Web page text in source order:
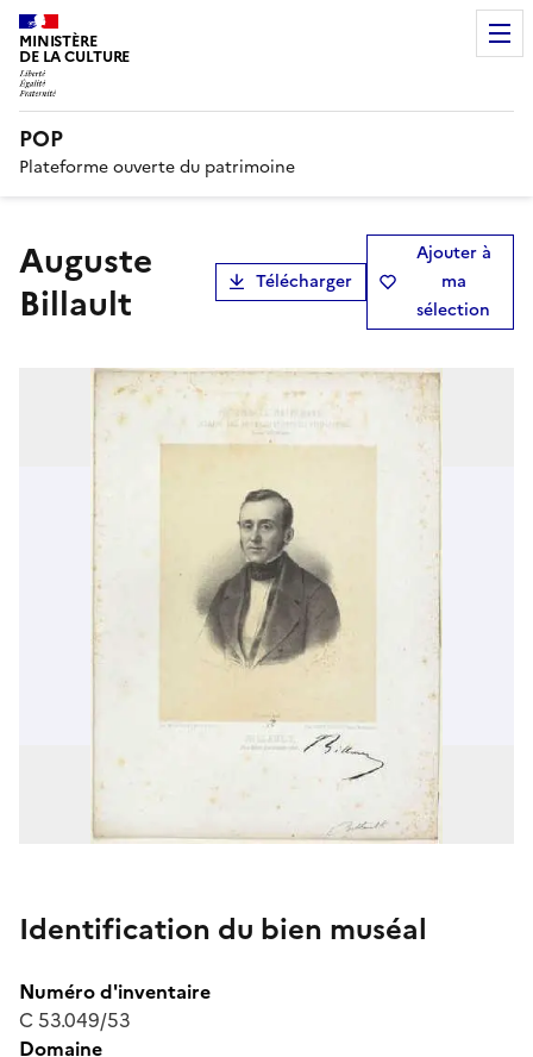
MINISTÈRE
DE LA CULTURE
POP
Plateforme ouverte du patrimoine
Auguste
Billault
Télécharger
Ajouter à
ma
sélection
Identification du bien muséal
Numéro d'inventaire
C 53.049/53
Domaine